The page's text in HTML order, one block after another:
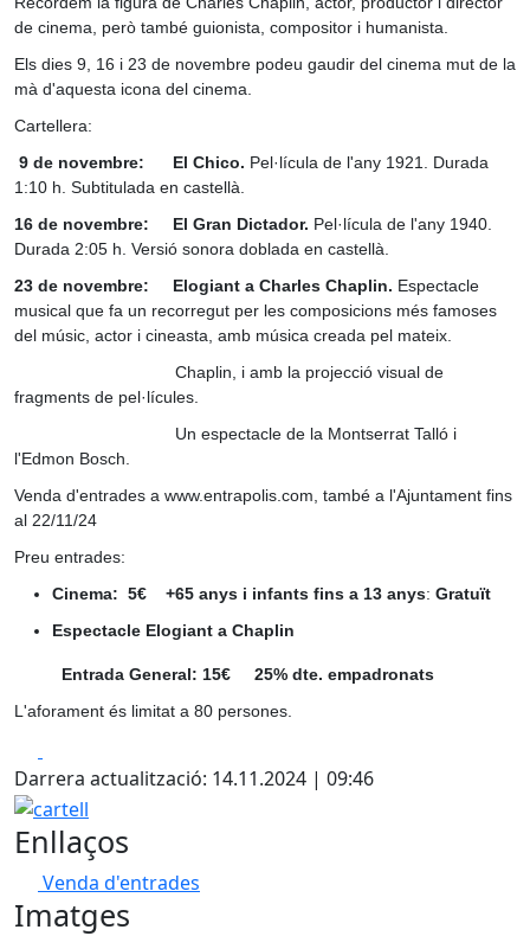
de cinema, però també guionista, compositor i humanista.
Els dies 9, 16 i 23 de novembre podeu gaudir del cinema mut de la
mà d'aquesta icona del cinema.
Cartellera:
9 de novembre: El Chico. Pel·lícula de l'any 1921. Durada
1:10 h. Subtitulada en castellà.
16 de novembre:
El Gran Dictador. Pel·lícula de l'any 1940.
Durada 2:05 h. Versió sonora doblada en castellà.
23 de novembre: Elogiant a Charles Chaplin. Espectacle
musical que fa un recorregut per les composicions més famoses
del músic, actor i cineasta, amb música creada pel mateix.
Chaplin, i amb la projecció visual de
fragments de pel·lícules.
Un espectacle de la Montserrat Talló i
l'Edmon Bosch.
Venda d'entrades a www.entrapolis.com, també a l'Ajuntament fins
al 22/11/24
Preu entrades:
Cinema: 5€
+65 anys i infants fins a 13 anys: Gratuït
Espectacle Elogiant a Chaplin
Entrada General: 15€ 25% dte. empadronats
L'aforament és limitat a 80 persones.
Darrera actualització: 14.11.2024 | 09:46
cartell
Enllaços
Venda d'entrades
Imatges